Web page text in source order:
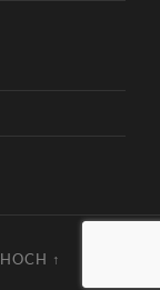
HOCH ↑